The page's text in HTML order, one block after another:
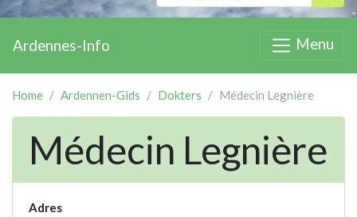
Ardennes-Info Menu
Home Ardennen-Gids Dokters Médecin Legnière
Médecin Legnière
Adres